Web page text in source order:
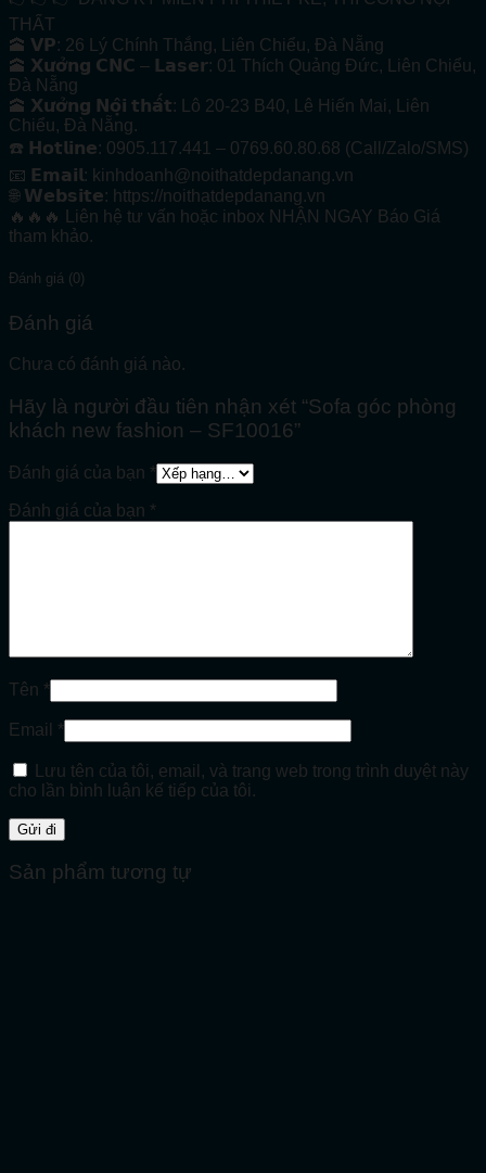
THẤT
🕋 𝗩𝗣: 26 Lý Chính Thắng, Liên Chiểu, Đà Nẵng
🕋 𝗫𝘂̛𝗼̛̉𝗻𝗴 𝗖𝗡𝗖 – 𝗟𝗮𝘀𝗲𝗿: 01 Thích Quảng Đức, Liên Chiểu,
Đà Nẵng
🕋 𝗫𝘂̛𝗼̛̉𝗻𝗴 𝗡𝗼̣̂𝗶 𝘁𝗵𝗮̂́𝘁: Lô 20-23 B40, Lê Hiến Mai, Liên
Chiểu, Đà Nẵng.
☎️ 𝗛𝗼𝘁𝗹𝗶𝗻𝗲: 0905.117.441 – 0769.60.80.68 (Call/Zalo/SMS)
📧 𝗘𝗺𝗮𝗶𝗹: kinhdoanh@noithatdepdanang.vn
🌐 𝗪𝗲𝗯𝘀𝗶𝘁𝗲: https://noithatdepdanang.vn
🔥🔥🔥 Liên hệ tư vấn hoặc inbox NHẬN NGAY Báo Giá
tham khảo.
Đánh giá (0)
Đánh giá
Chưa có đánh giá nào.
Hãy là người đầu tiên nhận xét “Sofa góc phòng
khách new fashion – SF10016”
Đánh giá của bạn *
Đánh giá của bạn *
Tên *
Email *
Lưu tên của tôi, email, và trang web trong trình duyệt này
cho lần bình luận kế tiếp của tôi.
Sản phẩm tương tự